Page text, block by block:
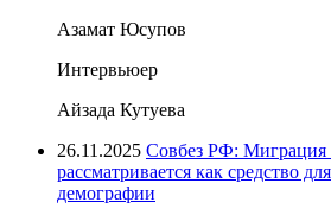
Азамат Юсупов
Интервьюер
Айзада Кутуева
26.11.2025 Совбез РФ: Миграция
рассматривается как средство
демографии